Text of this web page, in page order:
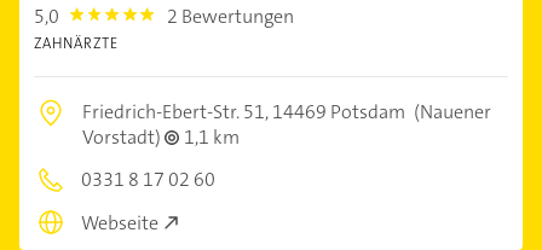
5,0 5.0 2 Bewertungen
ZAHNÄRZTE
Friedrich-Ebert-Str. 51,14469 Potsdam (Nauener
Vorstadt)
1,1 km
0331 8 17 02 60
Webseite